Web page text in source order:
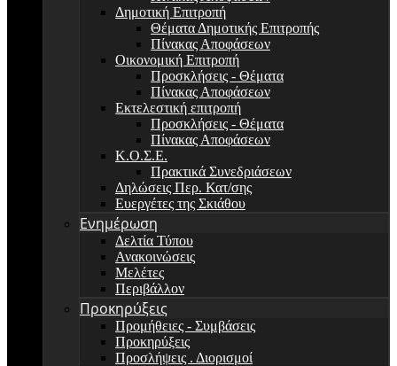
Δημοτική Επιτροπή
Θέματα Δημοτικής Επιτροπής
Πίνακας Αποφάσεων
Οικονομική Επιτροπή
Προσκλήσεις - Θέματα
Πίνακας Αποφάσεων
Εκτελεστική επιτροπή
Προσκλήσεις - Θέματα
Πίνακας Αποφάσεων
Κ.Ο.Σ.Ε.
Πρακτικά Συνεδριάσεων
Δηλώσεις Περ. Κατ/σης
Ευεργέτες της Σκιάθου
Ενημέρωση
Δελτία Τύπου
Ανακοινώσεις
Μελέτες
Περιβάλλον
Προκηρύξεις
Προμήθειες - Συμβάσεις
Προκηρύξεις
Προσλήψεις . Διορισμοί